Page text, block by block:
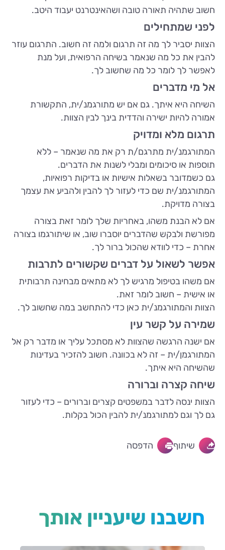
חשוב שתהיה תאורה טובה ושהאינטרנט יעבוד היטב.
לפני שמתחילים
הצוות יסביר לך מה זה תרגום ולמה זה חשוב. התרגום עוזר
להבין את כל מה שנאמר בשיחה הרפואית, ועל מנת
לאפשר לך לומר כל מה שחשוב לך.
אל מי מדברים
השיחה היא איתך. גם אם יש מתורגמנ/ית, התקשורת
אמורה להיות ישירה והדדית בינך לבין הצוות.
תרגום מלא ומדויק
המתורגמנ/ית מתרגם/ת רק את מה שנאמר – ללא
תוספות או סיכומים ומבלי לשנות את הדברים.
גם כשמדובר בשאלות אישיות או בדיקות רפואיות,
המתורגמנ/ית שם כדי לעזור לך להבין ולהביע את עצמך
בצורה מדויקת.
אם לא הבנת משהו, באחריות שלך לומר זאת בצורה
מפורשת ולבקש שהדברים יוסברו שוב, או שיתורגמו בצורה
אחרת – כדי לוודא שהכול ברור לך.
אפשר לשאול על דברים שקשורים לתרבות
אם משהו בטיפול מרגיש לך לא מתאים מבחינה תרבותית
או אישית – חשוב לומר זאת.
הצוות והמתורגמנ/ית כאן כדי להתחשב במה שחשוב לך.
שמירה על קשר עין
אם ישנה הרגשה שהצוות לא מסתכל עליך או מדבר רק אל
המתורגמן/ית – זה לא בכוונה. חשוב להזכיר בעדינות
שהשיחה היא איתך.
שיחה קצרה וברורה
הצוות ינסה לדבר במשפטים קצרים וברורים – כדי לעזור
גם לך וגם למתורגמנ/ית להבין הכול בקלות.
שיתוף הדפסה
חשבנו שיעניין אותך